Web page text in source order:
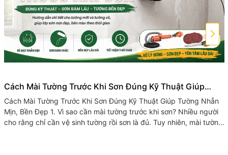
Cách Mài Tường Trước Khi Sơn Đúng Kỹ Thuật Giúp
Tường Nhẵn Mịn, Bền Đẹp
Cách Mài Tường Trước Khi Sơn Đúng Kỹ Thuật Giúp Tường Nhẵn
Mịn, Bền Đẹp 1. Vì sao cần mài tường trước khi sơn? Nhiều người
cho rằng chỉ cần vệ sinh tường rồi sơn là đủ. Tuy nhiên, mài tường